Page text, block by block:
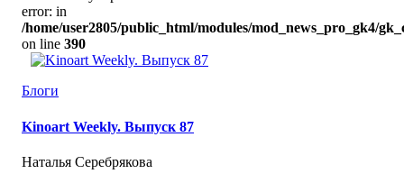
error: in
/home/user2805/public_html/modules/mod_news_pro_gk4/
on line 390
Блоги
Kinoart Weekly. Выпуск 87
Наталья Серебрякова